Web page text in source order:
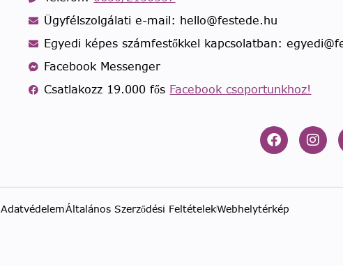
Ügyfélszolgálati e-mail: hello@festede.hu
Egyedi képes számfestőkkel kapcsolatban:
Facebook Messenger
Csatlakozz 19.000 fős Facebook csoportunkhoz!
AdatvédelemÁltalános Szerződési FeltételekWebhelytérkép